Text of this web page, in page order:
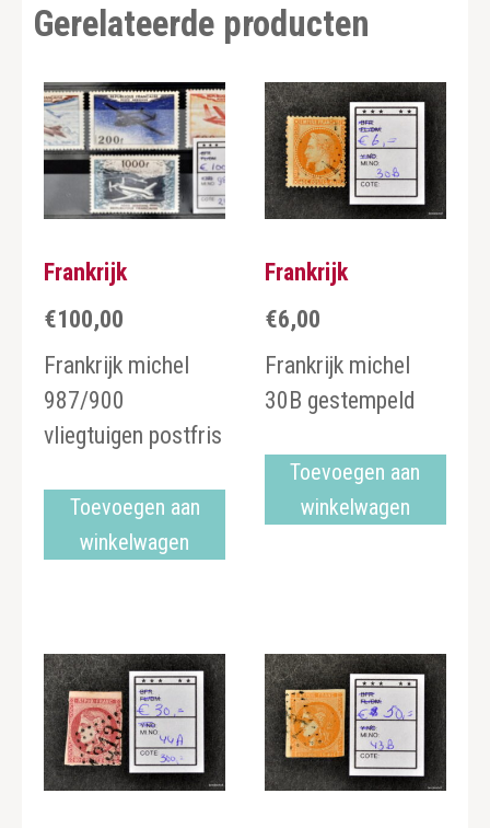
Gerelateerde producten
Frankrijk
€100,00
Frankrijk michel
987/900
vliegtuigen postfris
Toevoegen aan
winkelwagen
Frankrijk
€6,00
Frankrijk michel
30B gestempeld
Toevoegen aan
winkelwagen